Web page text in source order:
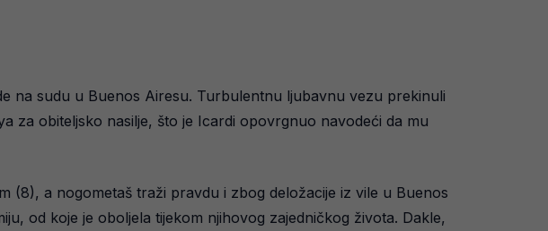
na sudu u Buenos Airesu. Turbulentnu ljubavnu vezu prekinuli
za obiteljsko nasilje, što je Icardi opovrgnuo navodeći da mu
(8), a nogometaš traži pravdu i zbog deložacije iz vile u Buenos
od koje je oboljela tijekom njihovog zajedničkog života. Dakle,